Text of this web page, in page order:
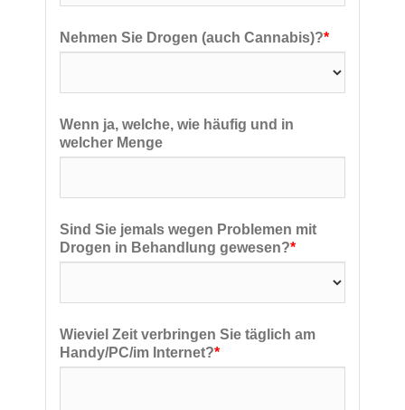
Nehmen Sie Drogen (auch Cannabis)?*
Wenn ja, welche, wie häufig und in
welcher Menge
Sind Sie jemals wegen Problemen mit
Drogen in Behandlung gewesen?*
Wieviel Zeit verbringen Sie täglich am
Handy/PC/im Internet?*